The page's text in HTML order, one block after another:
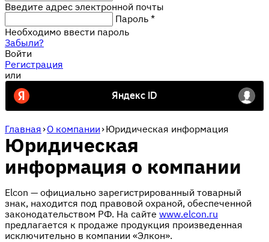
Введите адрес электронной почты
Пароль *
Необходимо ввести пароль
Забыли?
Войти
Регистрация
или
Главная ›О компании ›Юридическая информация
Юридическая
информация о компании
Elcon — официально зарегистрированный товарный
знак, находится под правовой охраной, обеспеченной
законодательством РФ. На сайте www.elcon.ru
предлагается к продаже продукция произведенная
исключительно в компании «Элкон».